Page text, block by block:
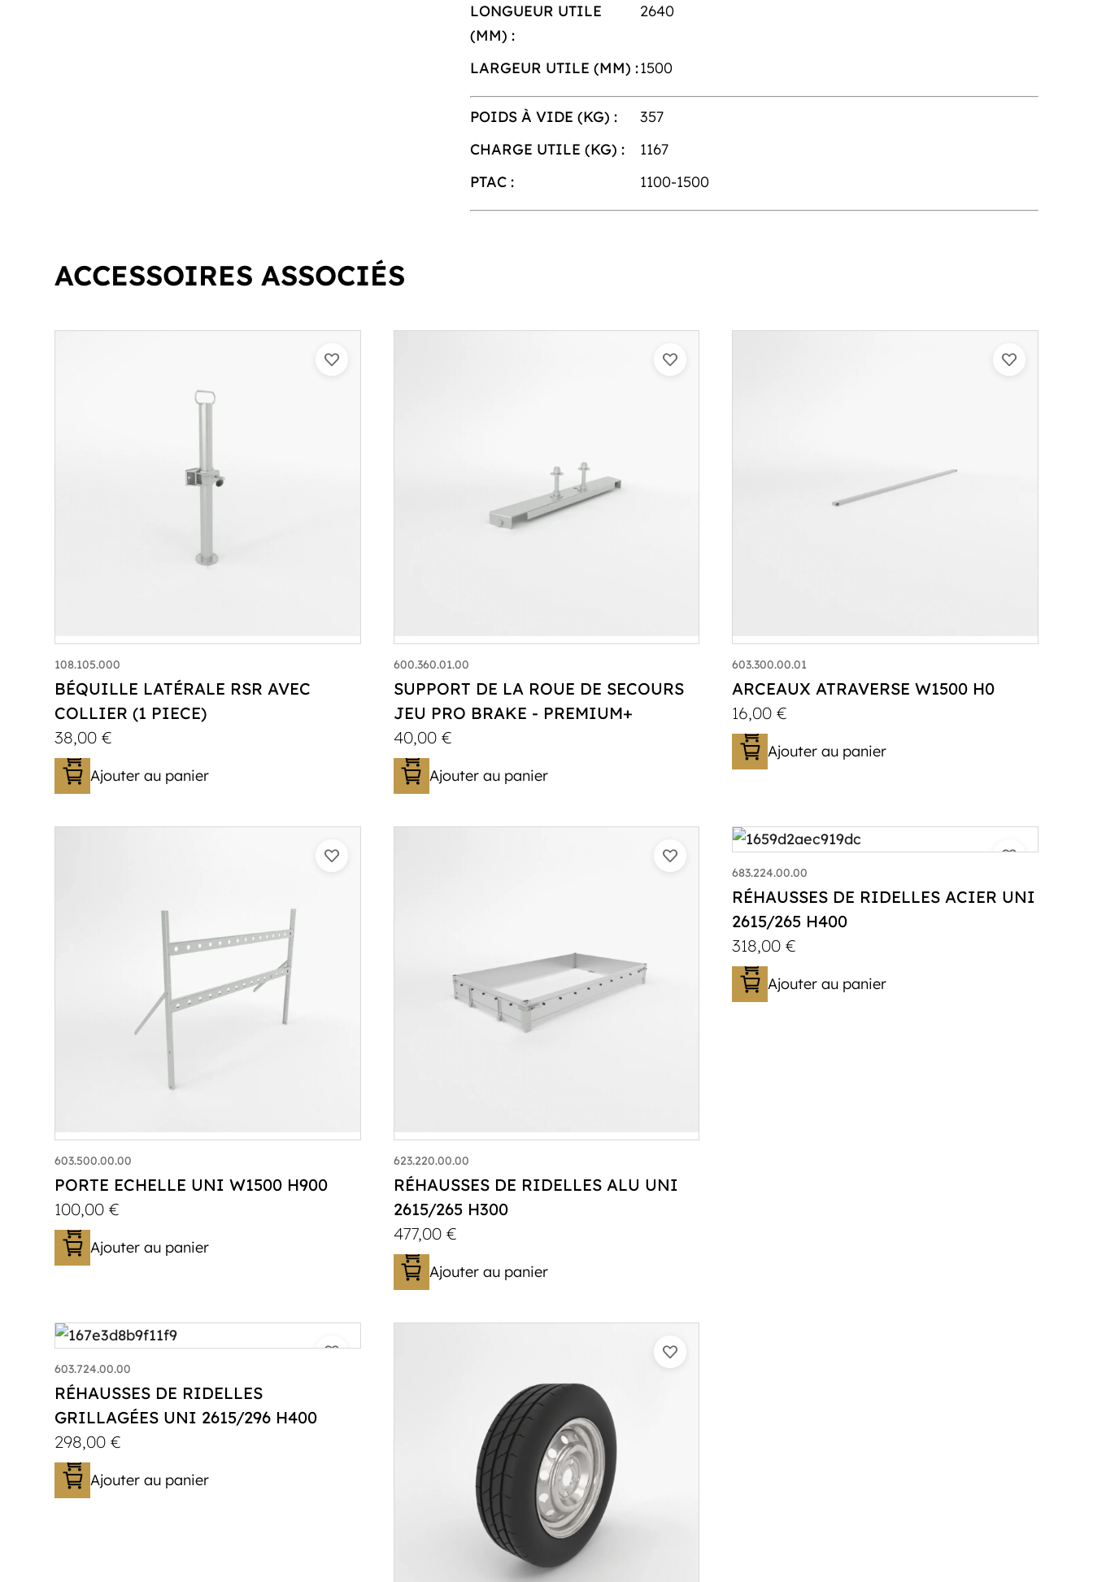
LONGUEUR UTILE
(MM) :
2640
LARGEUR UTILE (MM) :1500
POIDS À VIDE (KG) :
357
CHARGE UTILE (KG) :
1167
PTAC :
1100-1500
ACCESSOIRES ASSOCIÉS
108.105.000
BÉQUILLE LATÉRALE RSR AVEC
COLLIER (1 PIECE)
38,00€
Ajouter au panier
600.360.01.00
SUPPORT DE LA ROUE DE SECOURS
JEU PRO BRAKE - PREMIUM+
40,00 €
Ajouter au panier
603.300.00.01
ARCEAUX ATRAVERSE W1500 H0
16,00€
Ajouter au panier
603.500.00.00
PORTE ECHELLE UNI W1500 H900
100,00€
Ajouter au panier
623.220.00.00
RÉHAUSSES DE RIDELLES ALU UNI
2615/265 H300
477,00 €
Ajouter au panier
683.224.00.00
RÉHAUSSES DE RIDELLES ACIER UNI
2615/265 H400
318,00€
Ajouter au panier
603.724.00.00
RÉHAUSSES DE RIDELLES
GRILLAGÉES UNI 2615/296 H400
298,00€
Ajouter au panier